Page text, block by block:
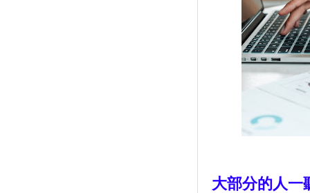
大部分的人一